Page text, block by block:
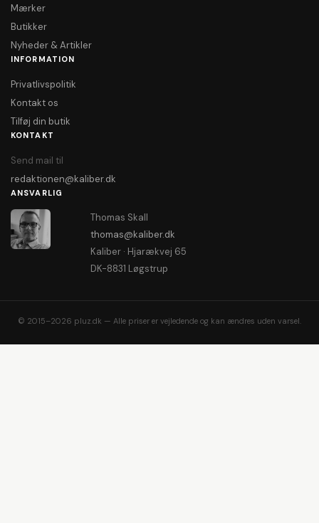
Mærker
Butikker
Nyheder & Artikler
INFORMATION
Privatlivspolitik
Kontakt os
Tilføj din butik
KONTAKT
Send mail til
redaktionen@kaliber.dk
ANSVARLIG
Thomas Skall
thomas@kaliber.dk
Kaliber · Hjarækvej 65
DK-8831 Løgstrup
© 2015–2026 pluz.dk — Alle priser er vejledende og kan ændres uden varsel.